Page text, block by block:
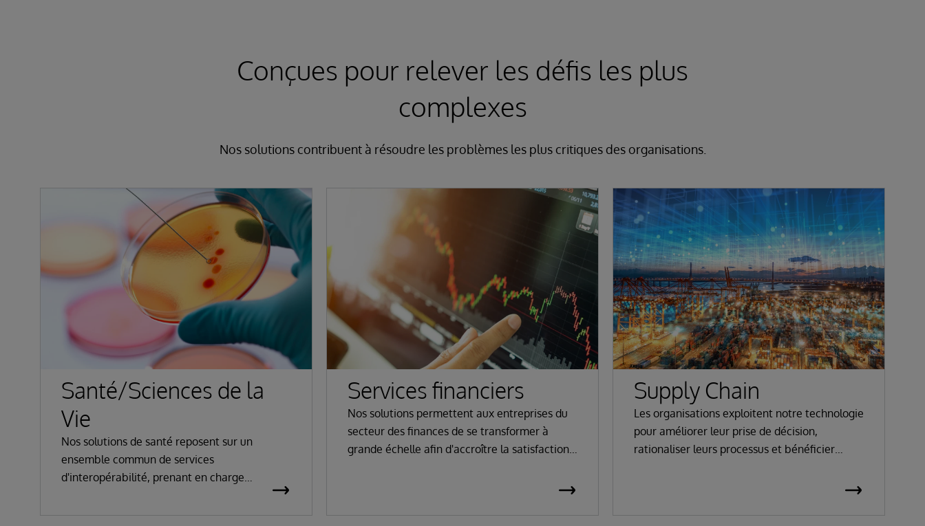
Conçues pour relever les défis les plus
complexes
Nos solutions contribuent à résoudre les problèmes les plus critiques des organisations.
Santé/Sciences de la
Vie
Nos solutions de santé reposent sur un
ensemble commun de services
d'interopérabilité, prenant en charge
Services financiers
Nos solutions permettent aux entreprises du
secteur des finances de se transformer à
grande échelle afin d'accroître la satisfaction
Supply Chain
Les organisations exploitent notre technologie
pour améliorer leur prise de décision,
rationaliser leurs processus et bénéficier